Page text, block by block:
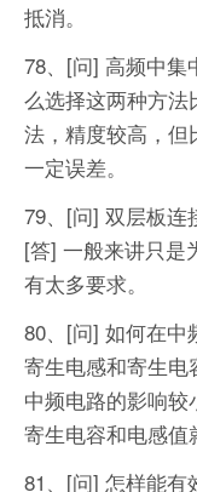
抵消。
78、[问] 高频中集
么选择这两种方法
法，精度较高，
一定误差。
79、[问] 双层板连
[答] 一般来讲只是
有太多要求。
80、[问] 如何在中
寄生电感和寄生电
中频电路的影响
寄生电容和电感值
81、[问] 怎样能有